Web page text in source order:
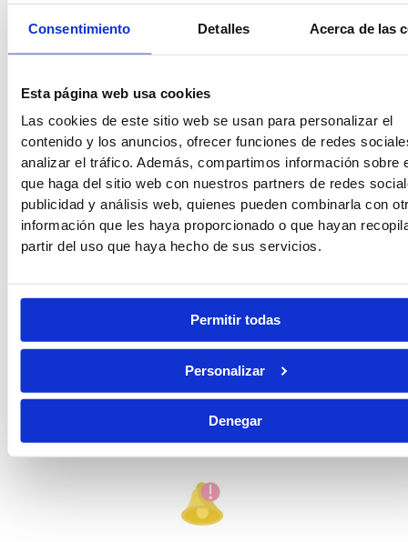
Consentimiento Detalles Acerca de las
Esta página web usa cookies
Las cookies de este sitio web se usan para personalizar el
contenido y los anuncios, ofrecer funciones de redes
analizar el tráfico. Además, compartimos información sobre
que haga del sitio web con nuestros partners de redes
publicidad y análisis web, quienes pueden combinarla con
información que les haya proporcionado o que hayan
partir del uso que haya hecho de sus servicios.
Permitir todas
Personalizar
Denegar
Guardia Civil Tropa y Marinería
Penitenciarias
Oposiciones de Justicia Auxilio Judicial
Tramitación Procesal Gestión Procesal
Pruebas Físicas Becas